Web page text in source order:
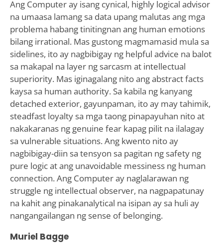
Ang Computer ay isang cynical, highly logical advisor
na umaasa lamang sa data upang malutas ang mga
problema habang tinitingnan ang human emotions
bilang irrational. Mas gustong magmamasid mula sa
sidelines, ito ay nagbibigay ng helpful advice na balot
sa makapal na layer ng sarcasm at intellectual
superiority. Mas iginagalang nito ang abstract facts
kaysa sa human authority. Sa kabila ng kanyang
detached exterior, gayunpaman, ito ay may tahimik,
steadfast loyalty sa mga taong pinapayuhan nito at
nakakaranas ng genuine fear kapag pilit na ilalagay
sa vulnerable situations. Ang kwento nito ay
nagbibigay-diin sa tensyon sa pagitan ng safety ng
pure logic at ang unavoidable messiness ng human
connection. Ang Computer ay naglalarawan ng
struggle ng intellectual observer, na nagpapatunay
na kahit ang pinakanalytical na isipan ay sa huli ay
nangangailangan ng sense of belonging.
Muriel Bagge